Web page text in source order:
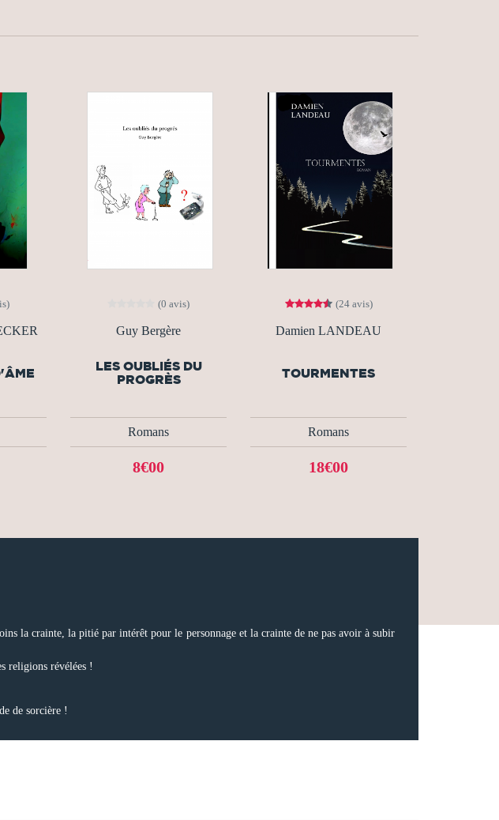
(0 avis)
Guy Bergère
LES OUBLIÉS DU
PROGRÈS
Romans
8€00
(24 avis)
Damien LANDEAU
TOURMENTES
Romans
18€00
la crainte, la pitié par intérêt pour le personnage et la crainte de ne pas avoir à subir
religions révélées !
de sorcière !